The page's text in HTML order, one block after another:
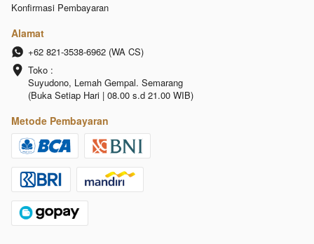
Konfirmasi Pembayaran
Alamat
+62 821-3538-6962 (WA CS)
Toko :
Suyudono, Lemah Gempal. Semarang
(Buka Setiap Hari | 08.00 s.d 21.00 WIB)
Metode Pembayaran